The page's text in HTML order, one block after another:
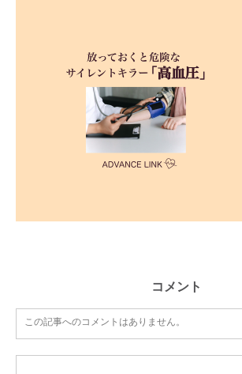
コメント
この記事へのコメントはありません。